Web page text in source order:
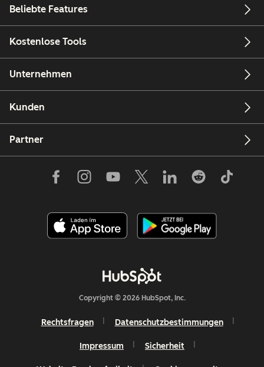
Beliebte Features
Kostenlose Tools
Unternehmen
Kunden
Partner
Copyright © 2026 HubSpot, Inc.
Rechtsfragen Datenschutzbestimmungen
Impressum Sicherheit